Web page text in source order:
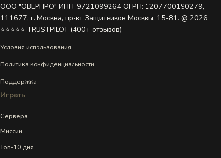
ООО "ОВЕРПРО" ИНН: 9721099264 ОГРН: 1207700190279,
111677, г. Москва, пр-кт Защитников Москвы, 15-81. @ 2026 ㅤ
⭐⭐⭐⭐⭐ TRUSTPILOT (400+ отзывов)
Условия использования
Политика конфиденциальности
Поддержка
Играть
Сервера
Миссии
Топ-10 дня